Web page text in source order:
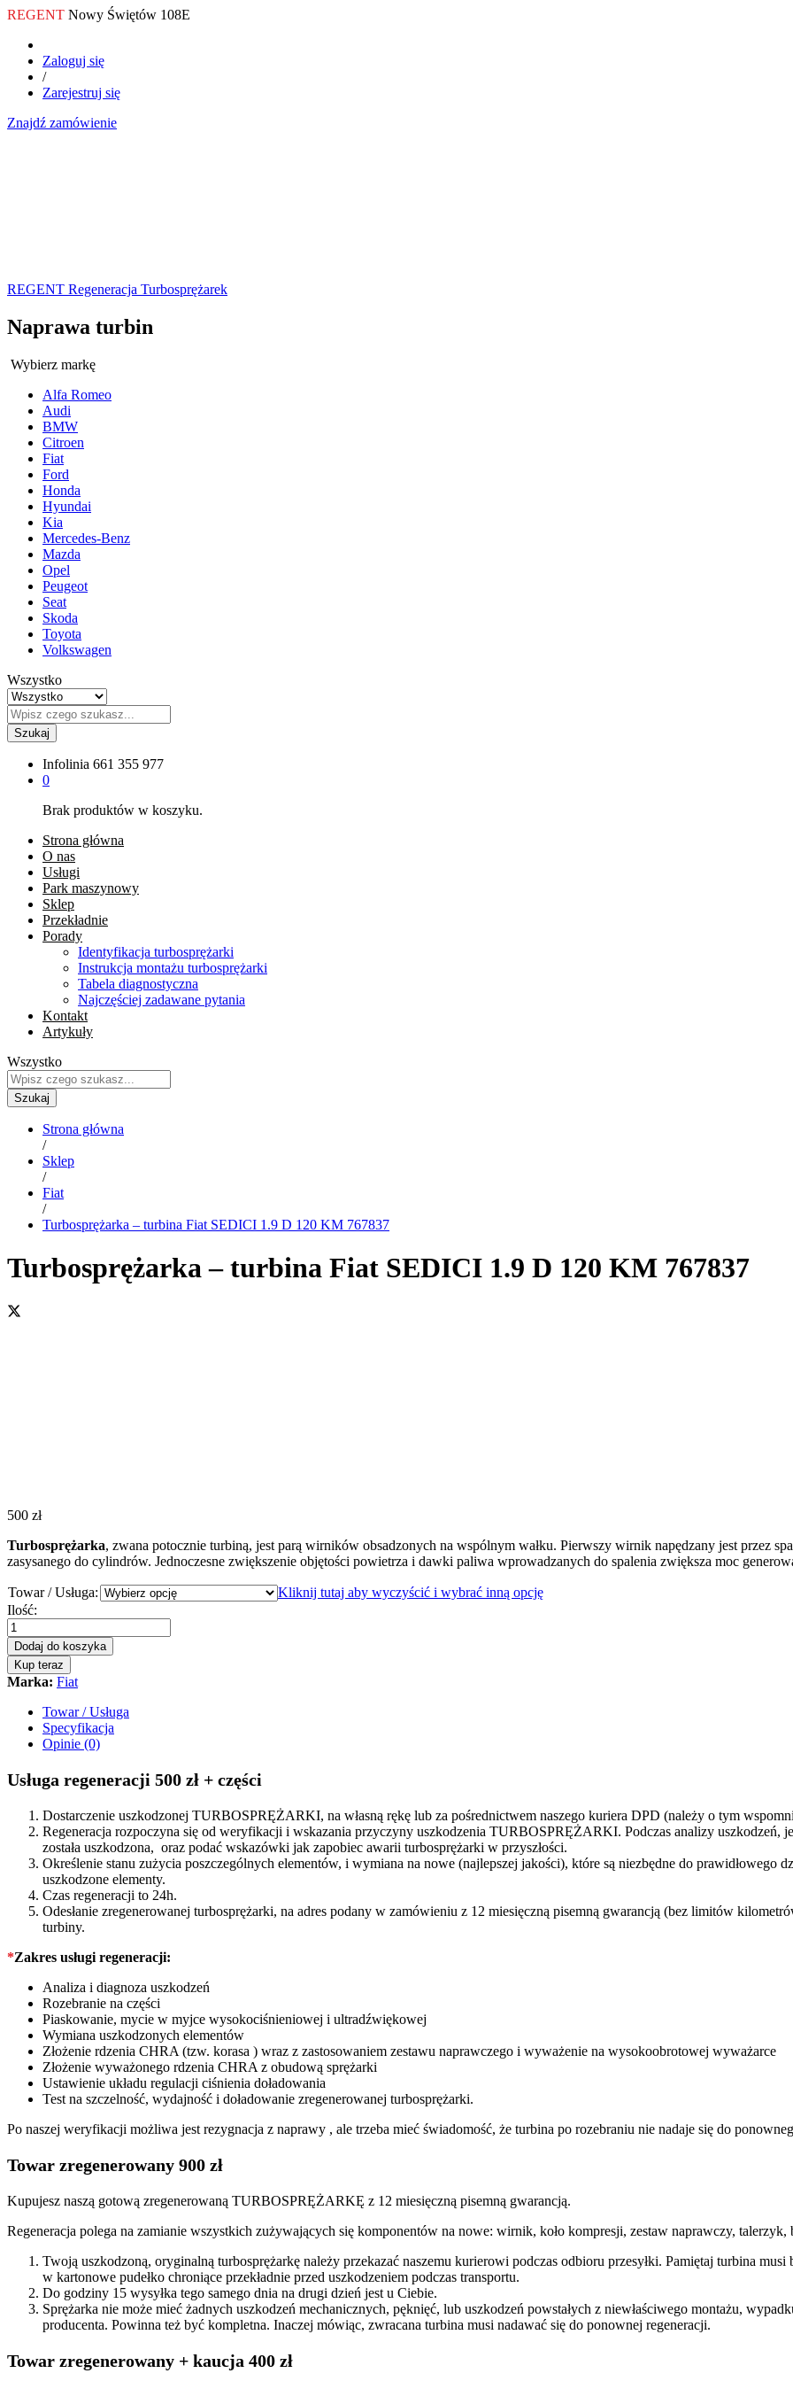
REGENT Nowy Świętów 108E
Zaloguj się
/
Zarejestruj się
Znajdź zamówienie
REGENT Regeneracja Turbosprężarek
Naprawa turbin
Wybierz markę
Alfa Romeo
Audi
BMW
Citroen
Fiat
Ford
Honda
Hyundai
Kia
Mercedes-Benz
Mazda
Opel
Peugeot
Seat
Skoda
Toyota
Volkswagen
Wszystko
Szukaj
Infolinia 661 355 977
0
Brak produktów w koszyku.
Strona główna
O nas
Usługi
Park maszynowy
Sklep
Przekładnie
Porady
Identyfikacja turbosprężarki
Instrukcja montażu turbosprężarki
Tabela diagnostyczna
Najczęściej zadawane pytania
Kontakt
Artykuły
Wszystko
Szukaj
Strona główna
/
Sklep
/
Fiat
/
Turbosprężarka – turbina Fiat SEDICI 1.9 D 120 KM 767837
Turbosprężarka – turbina Fiat SEDICI 1.9 D 120 KM 767837
500 zł
Turbosprężarka, zwana potocznie turbiną, jest parą wirników obsadzonych na wspólnym wałku. Pierwszy wirnik napędzany jest przez
zasysanego do cylindrów. Jednoczesne zwiększenie objętości powietrza i dawki paliwa wprowadzanych do spalenia zwiększa moc
Towar / Usługa:
Kliknij tutaj aby wyczyścić i wybrać inną opcję
Turbosprężarka
turbina
Fiat
SEDICI
1.9
767837
Ilość:
Dodaj do koszyka
Kup teraz
Marka: Fiat
Towar / Usługa
Specyfikacja
Opinie (0)
Usługa regeneracji 500 zł + części
Dostarczenie uszkodzonej TURBOSPRĘŻARKI, na własną rękę lub za pośrednictwem naszego kuriera DPD (należy o tym
Regeneracja rozpoczyna się od weryfikacji i wskazania przyczyny uszkodzenia TURBOSPRĘŻARKI. Podczas analizy uszkodzeń,
została uszkodzona, oraz podać wskazówki jak zapobiec awarii turbosprężarki w przyszłości.
Określenie stanu zużycia poszczególnych elementów, i wymiana na nowe (najlepszej jakości), które są niezbędne do prawidłowego
uszkodzone elementy.
Czas regeneracji to 24h.
Odesłanie zregenerowanej turbosprężarki, na adres podany w zamówieniu z 12 miesięczną pisemną gwarancją (bez limitów
turbiny.
*Zakres usługi regeneracji:
Analiza i diagnoza uszkodzeń
Rozebranie na części
Piaskowanie, mycie w myjce wysokociśnieniowej i ultradźwiękowej
Wymiana uszkodzonych elementów
Złożenie rdzenia CHRA (tzw. korasa ) wraz z zastosowaniem zestawu naprawczego i wyważenie na wysokoobrotowej wyważarce
Złożenie wyważonego rdzenia CHRA z obudową sprężarki
Ustawienie układu regulacji ciśnienia doładowania
Test na szczelność, wydajność i doładowanie zregenerowanej turbosprężarki.
Po naszej weryfikacji możliwa jest rezygnacja z naprawy , ale trzeba mieć świadomość, że turbina po rozebraniu nie nadaje się do
Towar zregenerowany 900 zł
Kupujesz naszą gotową zregenerowaną TURBOSPRĘŻARKĘ z 12 miesięczną pisemną gwarancją.
Regeneracja polega na zamianie wszystkich zużywających się komponentów na nowe: wirnik, koło kompresji, zestaw naprawczy, talerzyk,
Twoją uszkodzoną, oryginalną turbosprężarkę należy przekazać naszemu kurierowi podczas odbioru przesyłki. Pamiętaj turbina
w kartonowe pudełko chroniące przekładnie przed uszkodzeniem podczas transportu.
Do godziny 15 wysyłka tego samego dnia na drugi dzień jest u Ciebie.
Sprężarka nie może mieć żadnych uszkodzeń mechanicznych, pęknięć, lub uszkodzeń powstałych z niewłaściwego montażu,
producenta. Powinna też być kompletna. Inaczej mówiąc, zwracana turbina musi nadawać się do ponownej regeneracji.
Towar zregenerowany + kaucja 400 zł